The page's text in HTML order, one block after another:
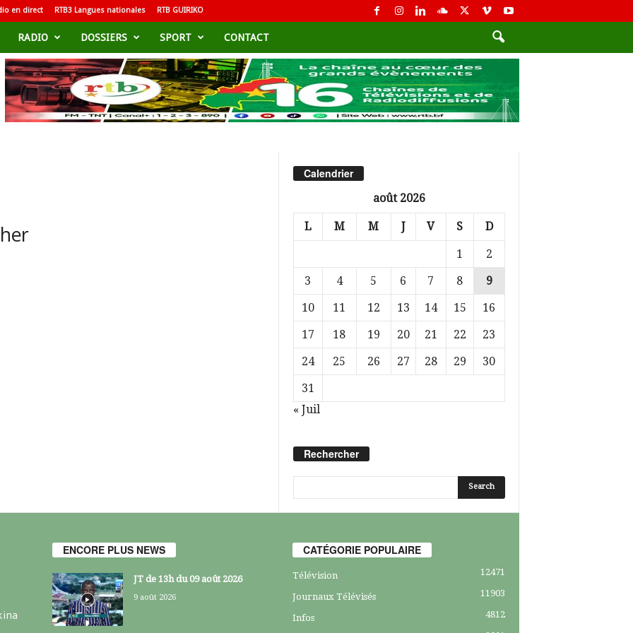
en direct RTB3 Langues nationales RTB GUIRIKO
RADIO DOSSIERS SPORT CONTACT
Calendrier
août 2026
L M M J V S D
1
2
3
4 5 6 7 8
9
10
11 12 13 14 15
16
17
18 19 20 21 22
23
24
25 26 27 28 29
30
31
« Juil
Rechercher
ENCORE PLUS NEWS
JT de 13h du 09 août 2026
9 août 2026
CATÉGORIE POPULAIRE
Télévision 12471
Journaux Télévisés 11903
Infos
4812